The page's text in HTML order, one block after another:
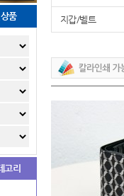
품
고리
지갑/벨트